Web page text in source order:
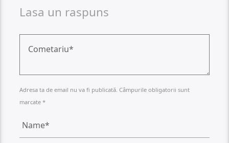
Lasa un raspuns
Adresa ta de email nu va fi publicată. Câmpurile obligatorii sunt
marcate *